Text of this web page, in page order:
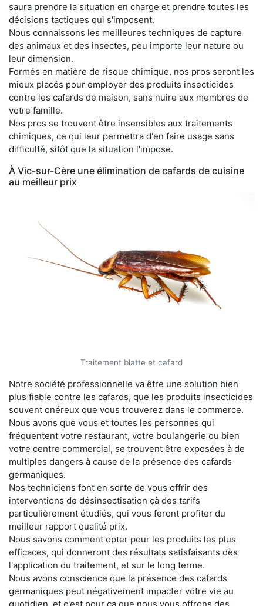
saura prendre la situation en charge et prendre toutes les
décisions tactiques qui s'imposent.
Nous connaissons les meilleures techniques de capture
des animaux et des insectes, peu importe leur nature ou
leur dimension.
Formés en matière de risque chimique, nos pros seront les
mieux placés pour employer des produits insecticides
contre les cafards de maison, sans nuire aux membres de
votre famille.
Nos pros se trouvent être insensibles aux traitements
chimiques, ce qui leur permettra d'en faire usage sans
difficulté, sitôt que la situation l'impose.
À Vic-sur-Cère une élimination de cafards de cuisine
au meilleur prix
Traitement blatte et cafard
Notre société professionnelle va être une solution bien
plus fiable contre les cafards, que les produits insecticides
souvent onéreux que vous trouverez dans le commerce.
Nous avons que vous et toutes les personnes qui
fréquentent votre restaurant, votre boulangerie ou bien
votre centre commercial, se trouvent être exposées à de
multiples dangers à cause de la présence des cafards
germaniques.
Nos techniciens font en sorte de vous offrir des
interventions de désinsectisation çà des tarifs
particulièrement étudiés, qui vous feront profiter du
meilleur rapport qualité prix.
Nous savons comment opter pour les produits les plus
efficaces, qui donneront des résultats satisfaisants dès
l'application du traitement, et sur le long terme.
Nous avons conscience que la présence des cafards
germaniques peut négativement impacter votre vie au
quotidien, et c'est pour ça que nous vous offrons des